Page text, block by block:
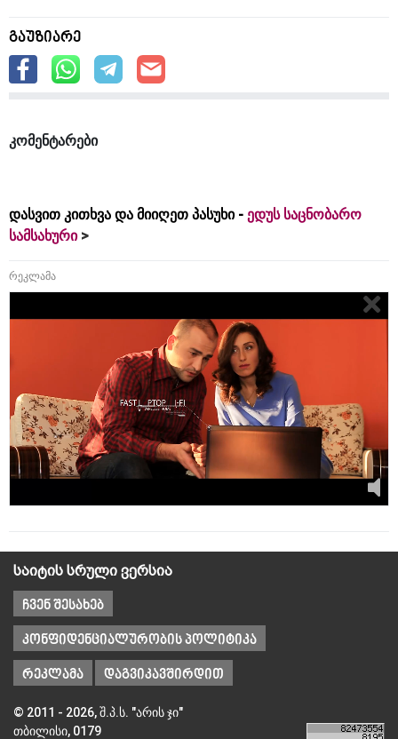
გაუზიარე
კომენტარები
დასვით კითხვა და მიიღეთ პასუხი - ედუს საცნობარო
სამსახური
რეკლამა
საიტის სრული ვერსია
ჩვენ შესახებ
კონფიდენციალურობის პოლიტიკა
რეკლამა დაგვიკავშირდით
© 2011 - 2026, შ.პ.ს. "არის ჯი"
თბილისი, 0179